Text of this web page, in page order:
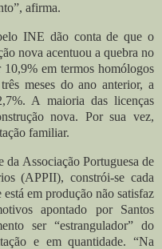
afirma.
INE dão conta de que o
nova acentuou a quebra no
em termos homólogos
meses do ano anterior, a
A maioria das licenças
nova. Por sua vez,
familiar.
da Associação Portuguesa de
(APPII), constrói-se cada
em produção não satisfaz
apontado por Santos
ser “estrangulador” do
e em quantidade. “Na